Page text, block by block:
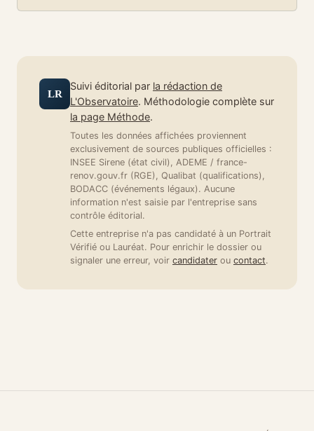
LR
Suivi éditorial par la rédaction de
L'Observatoire. Méthodologie complète sur
la page Méthode.
Toutes les données affichées proviennent
exclusivement de sources publiques officielles :
INSEE Sirene (état civil), ADEME / france-
renov.gouv.fr (RGE), Qualibat (qualifications),
BODACC (événements légaux). Aucune
information n'est saisie par l'entreprise sans
contrôle éditorial.
Cette entreprise n'a pas candidaté à un Portrait
Vérifié ou Lauréat. Pour enrichir le dossier ou
signaler une erreur, voir candidater ou contact.